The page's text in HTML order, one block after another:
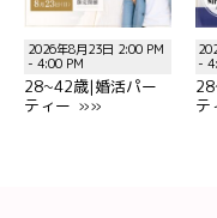
2026年8月23日 2:00 PM
- 4:00 PM
28~42歳|婚活パー
ティー »»
-